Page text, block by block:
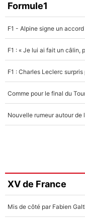
Formule1
XV de France